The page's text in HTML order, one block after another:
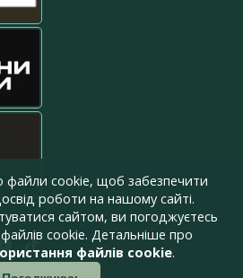
файли cookie, щоб забезпечити
роботи на нашому сайті.
сайтом, ви погоджуєтесь
cookie. Детальніше про
файлів cookie.